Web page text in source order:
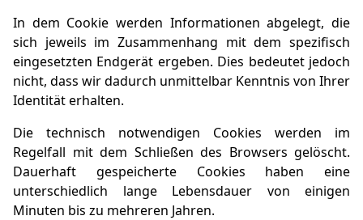
In dem Cookie werden Informationen abgelegt, die
sich jeweils im Zusammenhang mit dem spezifisch
eingesetzten Endgerät ergeben. Dies bedeutet jedoch
nicht, dass wir dadurch unmittelbar Kenntnis von Ihrer
Identität erhalten.
Die technisch notwendigen Cookies werden im
Regelfall mit dem Schließen des Browsers gelöscht.
Dauerhaft gespeicherte Cookies haben eine
unterschiedlich lange Lebensdauer von einigen
Minuten bis zu mehreren Jahren.